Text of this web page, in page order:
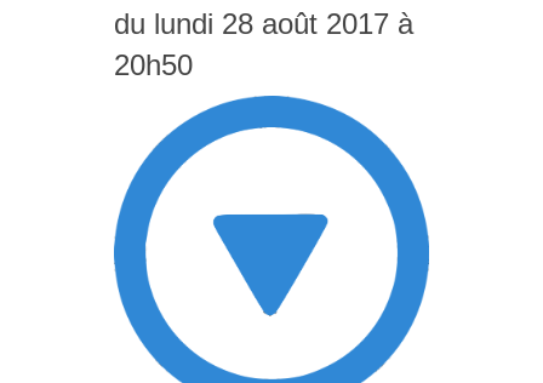
du lundi 28 août 2017 à
20h50